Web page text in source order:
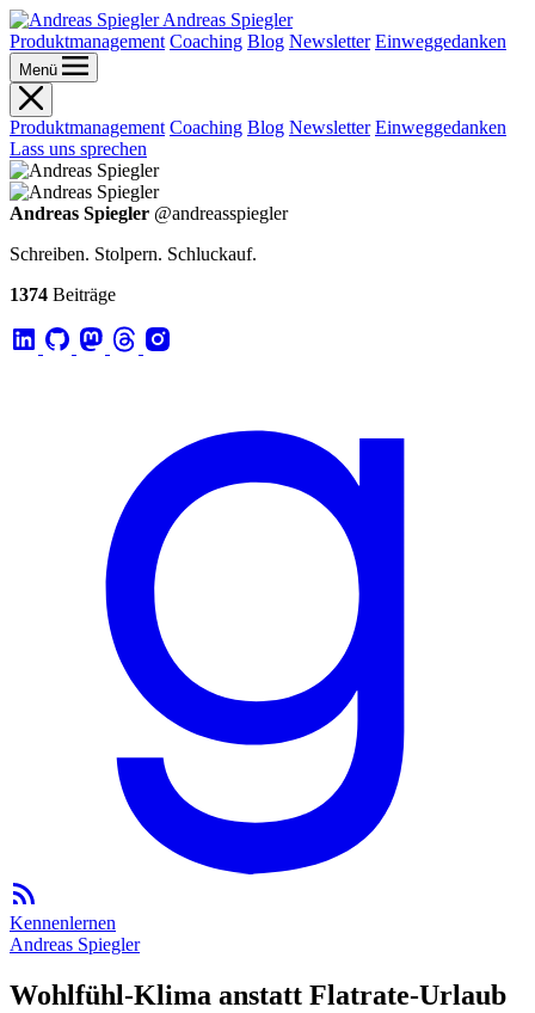
Andreas Spiegler
Produktmanagement Coaching Blog Newsletter Einweggedanken
Menü
Produktmanagement Coaching Blog Newsletter Einweggedanken
Lass uns sprechen
Andreas Spiegler @andreasspiegler
Schreiben. Stolpern. Schluckauf.
1374 Beiträge
Kennenlernen
Andreas Spiegler
Wohlfühl-Klima anstatt Flatrate-Urlaub